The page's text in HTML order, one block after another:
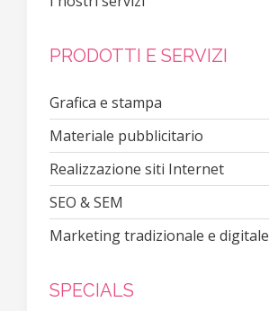
PRODOTTI E SERVIZI
Grafica e stampa
Materiale pubblicitario
Realizzazione siti Internet
SEO & SEM
Marketing tradizionale e digitale
SPECIALS